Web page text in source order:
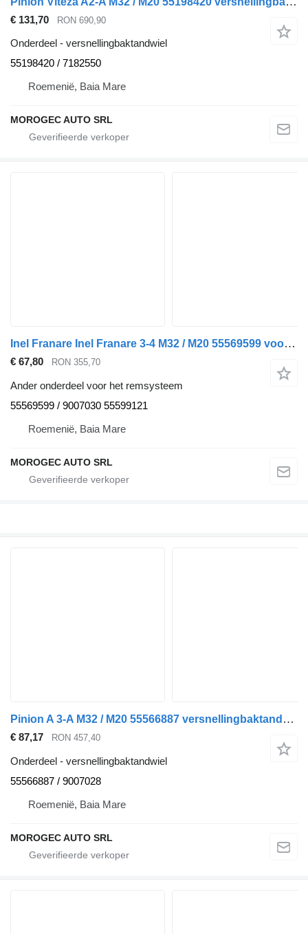
€ 131,70 RON 690,90
Onderdeel - versnellingbaktandwiel
55198420 / 7182550
Roemenië, Baia Mare
MOROGEC AUTO SRL
Inel Franare Inel Franare 3-4 M32 / M20 55569599 voor Alfa Romeo 159 auto
€ 67,80 RON 355,70
Ander onderdeel voor het remsysteem
55569599 / 9007030 55599121
Roemenië, Baia Mare
MOROGEC AUTO SRL
Pinion A 3-A M32 / M20 55566887 versnellingbaktandwiel voor Alfa Romeo 159 auto
€ 87,17 RON 457,40
Onderdeel - versnellingbaktandwiel
55566887 / 9007028
Roemenië, Baia Mare
MOROGEC AUTO SRL